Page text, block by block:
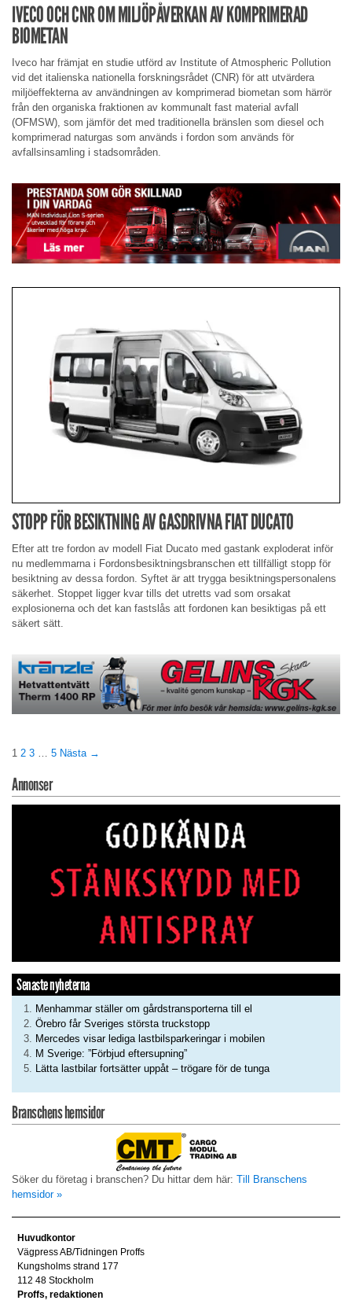
IVECO OCH CNR OM MILJÖPÅVERKAN AV KOMPRIMERAD
BIOMETAN
Iveco har främjat en studie utförd av Institute of Atmospheric Pollution
vid det italienska nationella forskningsrådet (CNR) för att utvärdera
miljöeffekterna av användningen av komprimerad biometan som härrör
från den organiska fraktionen av kommunalt fast material avfall
(OFMSW), som jämför det med traditionella bränslen som diesel och
komprimerad naturgas som används i fordon som används för
avfallsinsamling i stadsområden.
STOPP FÖR BESIKTNING AV GASDRIVNA FIAT DUCATO
Efter att tre fordon av modell Fiat Ducato med gastank exploderat inför
nu medlemmarna i Fordonsbesiktningsbranschen ett tillfälligt stopp för
besiktning av dessa fordon. Syftet är att trygga besiktningspersonalens
säkerhet. Stoppet ligger kvar tills det utretts vad som orsakat
explosionerna och det kan fastslås att fordonen kan besiktigas på ett
säkert sätt.
1 2 3 5 Nästa →
Annonser
Senaste nyheterna
Menhammar ställer om gårdstransporterna till el
Örebro får Sveriges största truckstopp
Mercedes visar lediga lastbilsparkeringar i mobilen
M Sverige: ”Förbjud eftersupning”
Lätta lastbilar fortsätter uppåt – trögare för de tunga
Branschens hemsidor
Söker du företag i branschen? Du hittar dem här: Till Branschens
hemsidor »
Huvudkontor
Vägpress AB/Tidningen Proffs
Kungsholms strand 177
112 48 Stockholm
Proffs, redaktionen